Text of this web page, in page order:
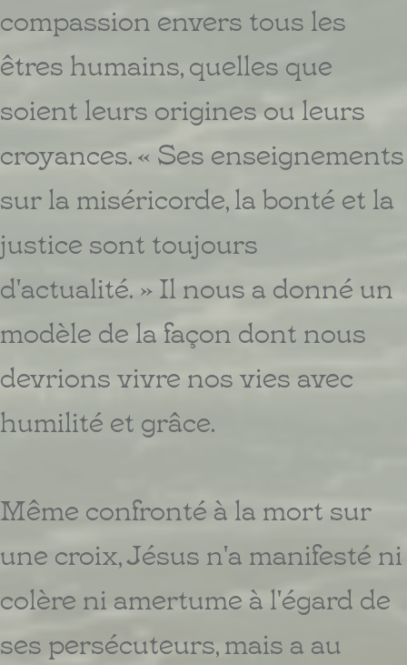
compassion envers tous les
êtres humains, quelles que
soient leurs origines ou leurs
croyances. « Ses enseignements
sur la miséricorde, la bonté et la
justice sont toujours
d'actualité. » Il nous a donné un
modèle de la façon dont nous
devrions vivre nos vies avec
humilité et grâce.
Même confronté à la mort sur
une croix, Jésus n'a manifesté ni
colère ni amertume à l'égard de
ses persécuteurs, mais a au